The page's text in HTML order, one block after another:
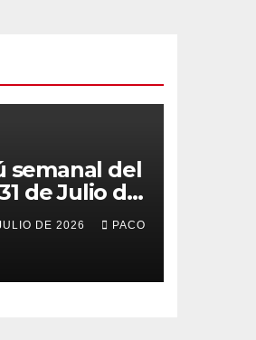
semanal del
de Julio de
DE 2026 PACO